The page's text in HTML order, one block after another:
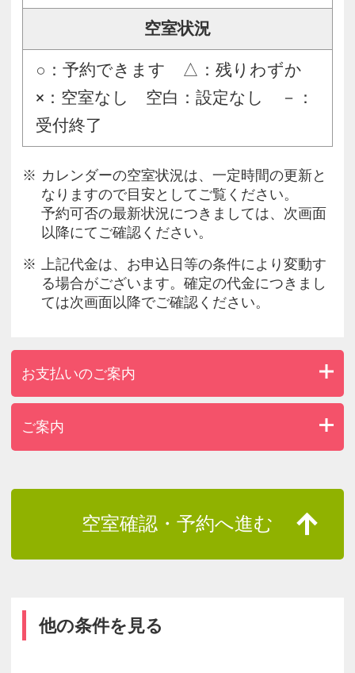
空室状況
○：予約できます △：残りわずか
×：空室なし 空白：設定なし －：
受付終了
カレンダーの空室状況は、一定時間の更新と
なりますので目安としてご覧ください。
予約可否の最新状況につきましては、次画面
以降にてご確認ください。
上記代金は、お申込日等の条件により変動す
る場合がございます。確定の代金につきまし
ては次画面以降でご確認ください。
お支払いのご案内
ご案内
空室確認・予約へ進む
他の条件を見る